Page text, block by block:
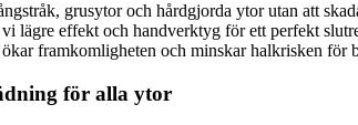
grusytor och hårdgjorda ytor utan att
lägre effekt och handverktyg för ett perfekt
framkomligheten och minskar halkrisken för
för alla ytor